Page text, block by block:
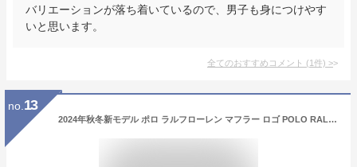
バリエーションが落ち着いているので、男子も身につけやす
いと思います。
全てのおすすめコメント (1件) >
no. 13
2024年秋冬新モデル ポロ ラルフローレン マフラー ロゴ POLO RALPH LAUREN PC0476 防寒 メンズマフラー レディースマフラー